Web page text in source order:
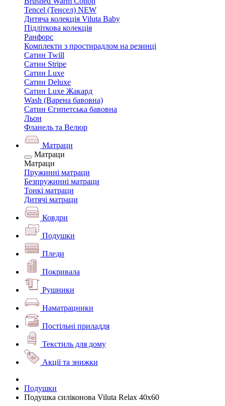
Tencel (Тенсел) NEW
Дитяча колекція Viluta Baby
Підліткова колекція
Ранфорс
Комплекти з простирадлом на резинці
Сатин Twill
Сатин Stripe
Сатин Luxe
Сатин Deluxe
Сатин Luxe Жакард
Wash (Варена бавовна)
Сатин Єгипетська бавовна
Льон
Фланель та Велюр
Матраци
Матраци
Матраци
Пружинні матраци
Безпружинні матраци
Тонкі матраци
Дитячі матраци
Ковдри
Подушки
Пледи
Покривала
Рушники
Наматрацники
Постільні приладдя
Текстиль для дому
Акції та знижки
Подушки
Подушка силіконова Viluta Relax 40х60